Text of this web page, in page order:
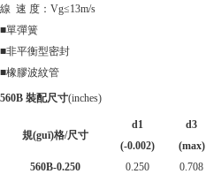
線 速 度：Vg≤13m/s
■單彈簧
■非平衡型密封
■橡膠波紋管
560B 裝配尺寸(inches)
規(guī)格/尺寸
d1
(-0.002)
d3
(max)
560B-0.250 0.250 0.708